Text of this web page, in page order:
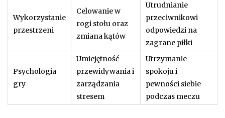
Wykorzystanie
przestrzeni
Celowanie w
rogi stołu oraz
zmiana kątów
Utrudnianie
przeciwnikowi
odpowiedzi na
zagrane piłki
Psychologia
gry
Umiejętność
przewidywania i
zarządzania
stresem
Utrzymanie
spokoju i
pewności siebie
podczas meczu